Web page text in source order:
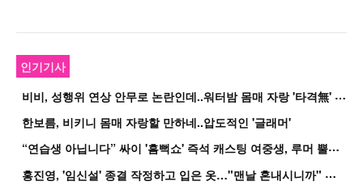
인기기사
비
비, 성행위 연상 안무로 논란인데..워터밤 몸매 자랑 '타격無' 근황
한보름, 비키니 몸매 자랑할 만하네..압도적인 '글래머'
“
연습생 아닙니다” 싸이 '흠뻑쇼' 즉석 캐스팅 여중생, 루머 뿔났다[Oh!쎈 이...
홍
진영, '임신설' 종결 작정하고 입은 옷…"맨날 혼내시니까" 억울